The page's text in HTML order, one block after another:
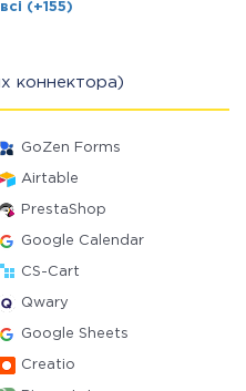
(+155)
коннектора)
GoZen Forms
Airtable
PrestaShop
Google Calendar
CS-Cart
Qwary
Google Sheets
Creatio